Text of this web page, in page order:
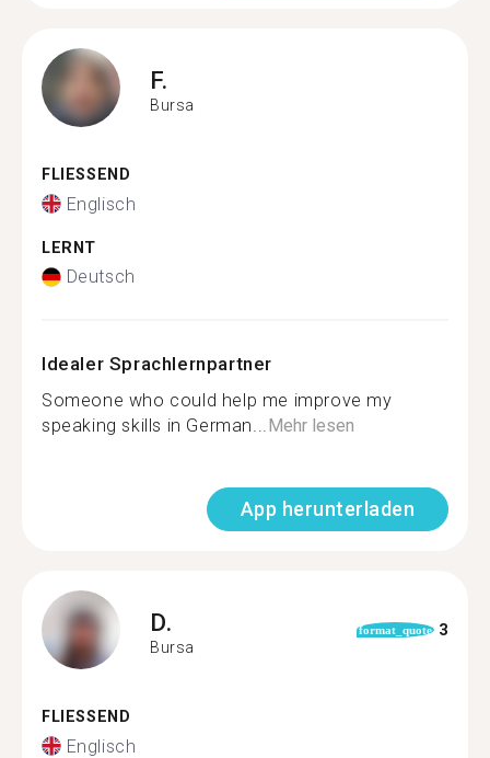
F.
Bursa
FLIESSEND
Englisch
LERNT
Deutsch
Idealer Sprachlernpartner
Someone who could help me improve my
speaking skills in German...Mehr lesen
App herunterladen
D.
Bursa
format_quote 3
FLIESSEND
Englisch